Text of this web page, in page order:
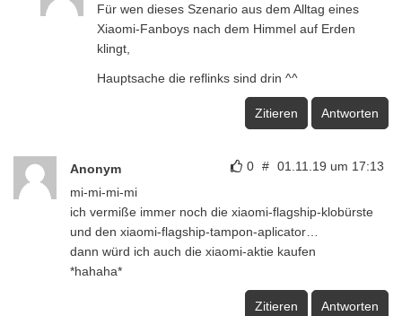
Für wen dieses Szenario aus dem Alltag eines
Xiaomi-Fanboys nach dem Himmel auf Erden
klingt,
Hauptsache die reflinks sind drin ^^
Zitieren Antworten
0 # 01.11.19 um 17:13
Anonym
mi-mi-mi-mi
ich vermiße immer noch die xiaomi-flagship-klobürste
und den xiaomi-flagship-tampon-aplicator…
dann würd ich auch die xiaomi-aktie kaufen
*hahaha*
Zitieren Antworten